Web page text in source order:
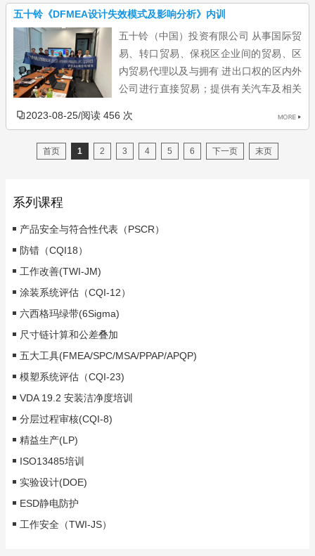
心、安全、舒适、便利的感受。 Panasonic集团已经在中国大陆地
电工集团），事业活动涉及研究开发，制造、销...
五十铃《DFMEA设计失效模式及影响分析》内训
五十铃（中国）投资有限公司 从事国际贸
易、转口贸易、保税区企业间的贸易、区
内贸易代理以及与拥有 进出口权的区内外
公司进行直接贸易；提供有关汽车及相关
十铃邀请雷尔夫共同参加DFMEA内训，授课老师是徐老师，受到
学员一直好评！ ...
2023-08-25/阅读 456 次
首页 1 2 3 4 5 6 下一页 末页
系列课程
产品安全与符合性代表（PSCR）
防错（CQI18）
工作改善(TWI-JM)
涂装系统评估（CQI-12）
六西格玛绿带(6Sigma)
尺寸链计算和公差叠加
五大工具(FMEA/SPC/MSA/PPAP/APQP)
模塑系统评估（CQI-23)
VDA 19.2 安装洁净度培训
分层过程审核(CQI-8)
精益生产(LP)
ISO13485培训
实验设计(DOE)
ESD静电防护
工作安全（TWI-JS）